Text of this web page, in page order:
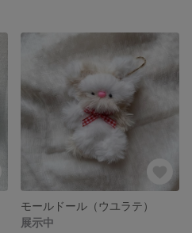
モールドール（ウユラテ）
展示中